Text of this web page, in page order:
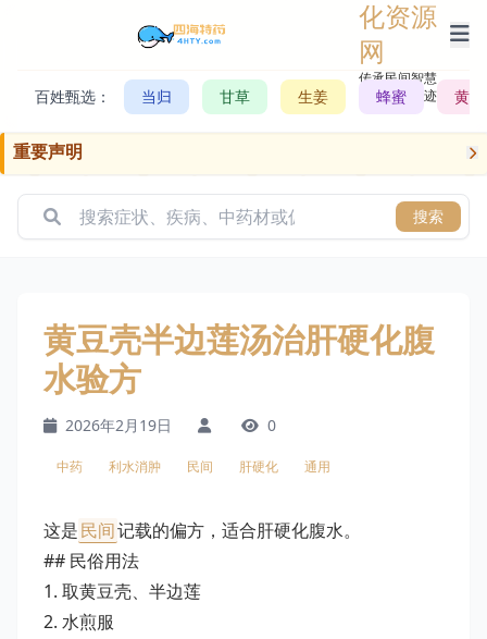
化资源
网
传承民间智慧，
记录历史轨迹
百姓甄选： 当归 甘草 生姜 蜂蜜 黄芪
重要声明
搜索
黄豆壳半边莲汤治肝硬化腹
水验方
2026年2月19日 0
中药 利水消肿 民间 肝硬化 通用
这是民间记载的偏方，适合肝硬化腹水。
## 民俗用法
1. 取黄豆壳、半边莲
2. 水煎服